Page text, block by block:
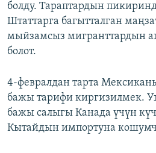
болду. Тараптардын
Штаттарга багытталган
мыйзамсыз мигранттардын
болот.
4-февралдан тарта
бажы тарифи киргизилмек.
бажы салыгы Канада үчүн
Кытайдын импортуна